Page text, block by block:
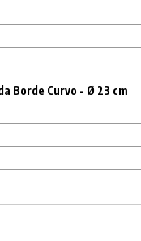
Borde Curvo - Ø 23 cm